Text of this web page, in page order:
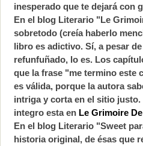
inesperado que te dejará con
En el blog Literario "Le
sobretodo (creía haberlo
libro es adictivo. Sí, a pesar
refunfuñado, lo es. Los
que la frase "me termino este
es válida, porque la autora
intriga y corta en el sitio
integro esta en Le Grimoire
En el blog Literario "Sweet
historia original, de ésas que